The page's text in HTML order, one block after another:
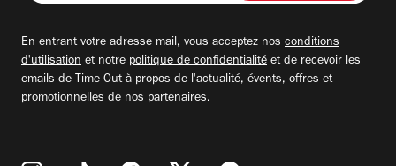
adresse
En entrant votre adresse mail, vous acceptez nos conditions
d'utilisation et notre politique de confidentialité et de recevoir les
emails de Time Out à propos de l'actualité, évents, offres et
promotionnelles de nos partenaires.